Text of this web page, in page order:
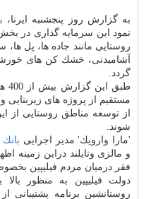
به گزارش روز پنجشنبه ایرنا،
نمود این سرمایه گذاری در
روستایی مانند جاده ها، پل
آشامیدنی، خشك كن های
گردد.
از توسعه مناطق روستایی از
شوند.
'مارا وارویك' مدیر اجرایی بانك
و مالزی وتایلند دراین زمینه
فقر درمیان مردم فیلیپین
دولت فیلیپین به منظور
روستانشین برنامه